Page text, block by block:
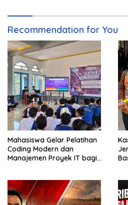
Recommendation for You
Mahasiswa Gelar Pelatihan
Coding Modern dan
Manajemen Proyek IT bagi